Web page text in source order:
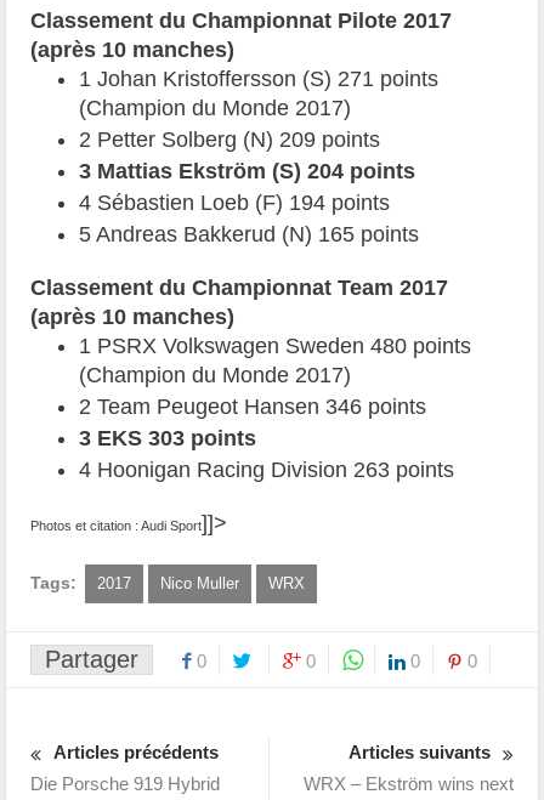
Classement du Championnat Pilote 2017
(après 10 manches)
1 Johan Kristoffersson (S) 271 points
(Champion du Monde 2017)
2 Petter Solberg (N) 209 points
3 Mattias Ekström (S) 204 points
4 Sébastien Loeb (F) 194 points
5 Andreas Bakkerud (N) 165 points
Classement du Championnat Team 2017
(après 10 manches)
1 PSRX Volkswagen Sweden 480 points
(Champion du Monde 2017)
2 Team Peugeot Hansen 346 points
3 EKS 303 points
4 Hoonigan Racing Division 263 points
Photos et citation : Audi Sport]]>
Tags: 2017 Nico Muller WRX
Partager 0 0 0 0
Articles précédents
Die Porsche 919 Hybrid
Articles suivants
WRX – Ekström wins next